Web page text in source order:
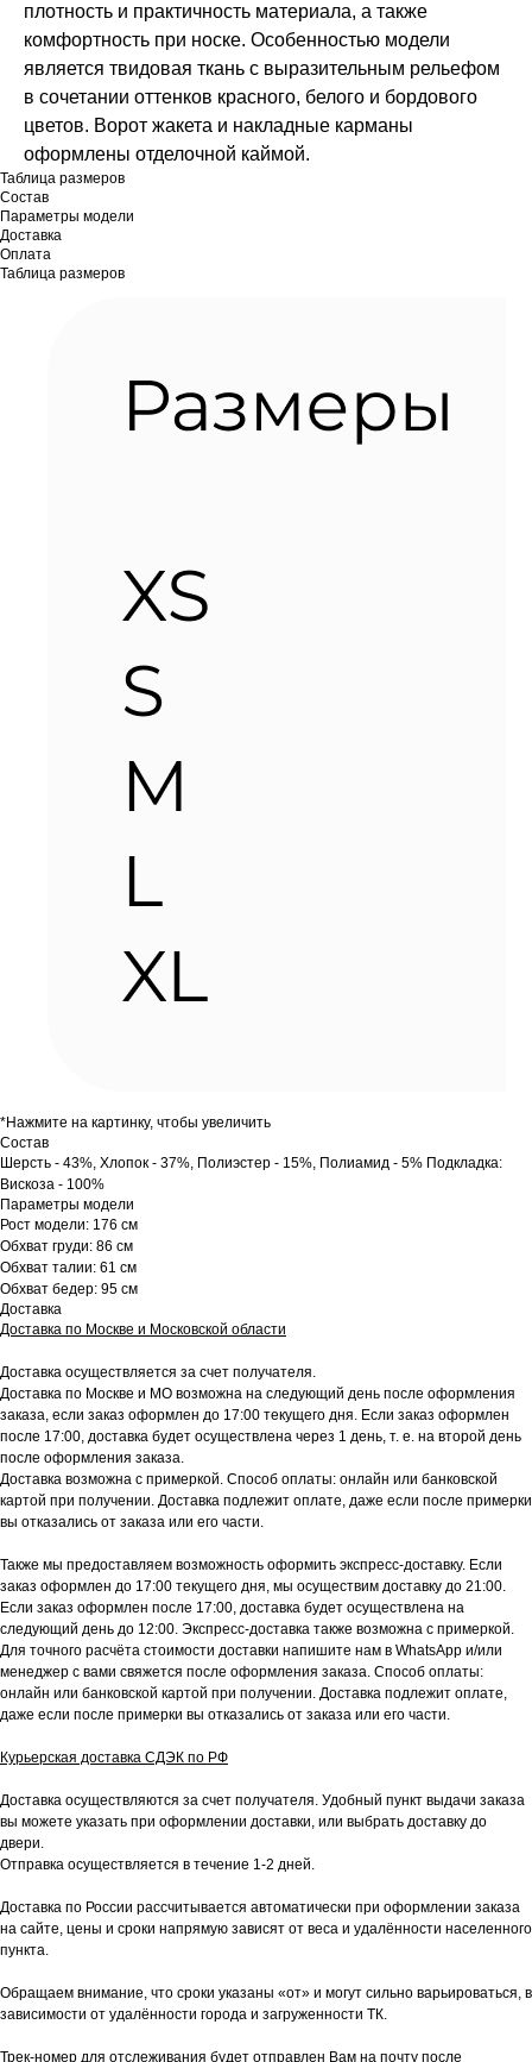
плотность и практичность материала, а также
комфортность при носке. Особенностью модели
является твидовая ткань с выразительным рельефом
в сочетании оттенков красного, белого и бордового
цветов. Ворот жакета и накладные карманы
оформлены отделочной каймой.
Таблица размеров
Состав
Параметры модели
Доставка
Оплата
Таблица размеров
*Нажмите на картинку, чтобы увеличить
Состав
Шерсть - 43%, Хлопок - 37%, Полиэстер - 15%, Полиамид - 5% Подкладка:
Вискоза - 100%
Параметры модели
Рост модели: 176 см
Обхват груди: 86 см
Обхват талии: 61 см
Обхват бедер: 95 см
Доставка
Доставка по Москве и Московской области
Доставка осуществляется за счет получателя.
Доставка по Москве и МО возможна на следующий день после оформления
заказа, если заказ оформлен до 17:00 текущего дня. Если заказ оформлен
после 17:00, доставка будет осуществлена через 1 день, т. е. на второй день
после оформления заказа.
Доставка возможна с примеркой. Способ оплаты: онлайн или банковской
картой при получении. Доставка подлежит оплате, даже если после примерки
вы отказались от заказа или его части.
Также мы предоставляем возможность оформить экспресс-доставку. Если
заказ оформлен до 17:00 текущего дня, мы осуществим доставку до 21:00.
Если заказ оформлен после 17:00, доставка будет осуществлена на
следующий день до 12:00. Экспресс-доставка также возможна с примеркой.
Для точного расчёта стоимости доставки напишите нам в WhatsApp и/или
менеджер с вами свяжется после оформления заказа. Способ оплаты:
онлайн или банковской картой при получении. Доставка подлежит оплате,
даже если после примерки вы отказались от заказа или его части.
Курьерская доставка СДЭК по РФ
Доставка осуществляются за счет получателя. Удобный пункт выдачи заказа
вы можете указать при оформлении доставки, или выбрать доставку до
двери.
Отправка осуществляется в течение 1-2 дней.
Доставка по России рассчитывается автоматически при оформлении заказа
на сайте, цены и сроки напрямую зависят от веса и удалённости населенного
пункта.
Обращаем внимание, что сроки указаны «от» и могут сильно варьироваться, в
зависимости от удалённости города и загруженности ТК.
Трек-номер для отслеживания будет отправлен Вам на почту после